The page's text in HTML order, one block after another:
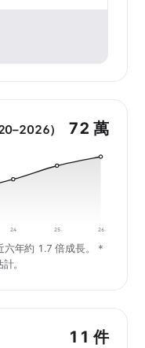
） 72 萬
24 25 26
年約 1.7 倍成長。＊
。
11 件